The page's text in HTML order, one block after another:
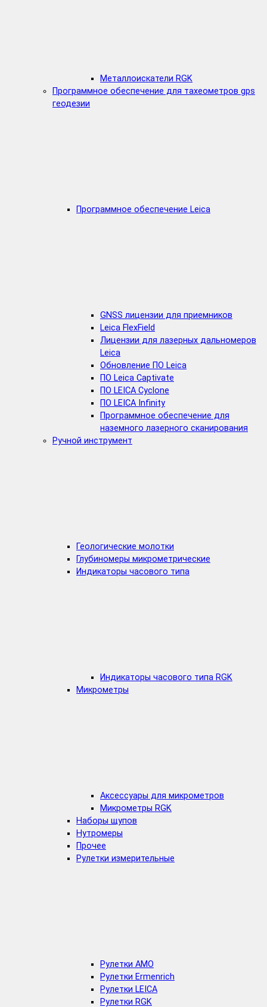
Металлоискатели RGK
Программное обеспечение для тахеометров gps
геодезии
Программное обеспечение Leica
GNSS лицензии для приемников
Leica FlexField
Лицензии для лазерных дальномеров
Leica
Обновление ПО Leica
ПО Leica Captivate
ПО LEICA Cyclone
ПО LEICA Infinity
Программное обеспечение для
наземного лазерного сканирования
Ручной инструмент
Геологические молотки
Глубиномеры микрометрические
Индикаторы часового типа
Индикаторы часового типа RGK
Микрометры
Аксессуары для микрометров
Микрометры RGK
Наборы щупов
Нутромеры
Прочее
Рулетки измерительные
Рулетки AMO
Рулетки Ermenrich
Рулетки LEICA
Рулетки RGK